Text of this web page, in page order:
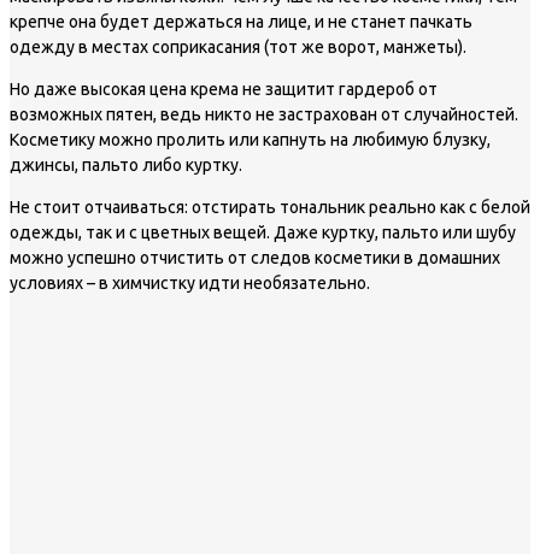
крепче она будет держаться на лице, и не станет пачкать
одежду в местах соприкасания (тот же ворот, манжеты).
Но даже высокая цена крема не защитит гардероб от
возможных пятен, ведь никто не застрахован от случайностей.
Косметику можно пролить или капнуть на любимую блузку,
джинсы, пальто либо куртку.
Не стоит отчаиваться: отстирать тональник реально как с белой
одежды, так и с цветных вещей. Даже куртку, пальто или шубу
можно успешно отчистить от следов косметики в домашних
условиях – в химчистку идти необязательно.